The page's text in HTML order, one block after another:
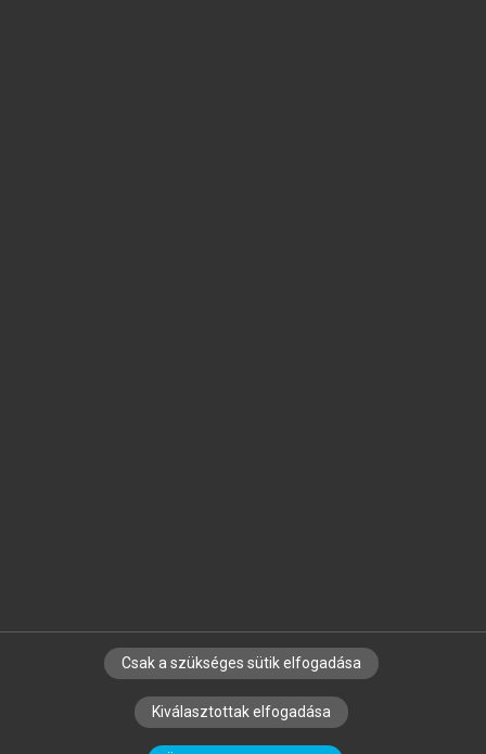
SZERZŐKNEK CÉGEKNEK KÖNYVTÁROSOKNAK
SZERKESZTÉSI ÉS LEKTORÁLÁSI ALAPELVEK
Csak a szükséges sütik elfogadása
Kiválasztottak elfogadása